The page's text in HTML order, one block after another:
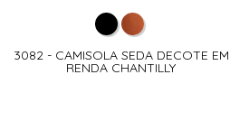
3082 - CAMISOLA SEDA DECOTE EM
RENDA CHANTILLY